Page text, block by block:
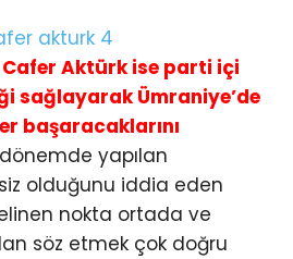
Cafer Aktürk ise parti içi
sağlayarak Ümraniye’de
başaracaklarını
yapılan
olduğunu iddia eden
nokta ortada ve
söz etmek çok doğru